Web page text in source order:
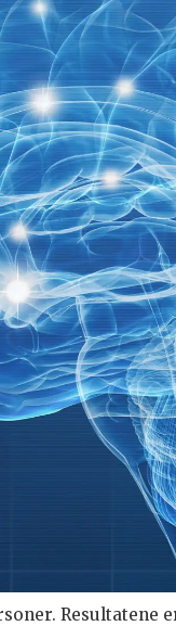
Resultatene